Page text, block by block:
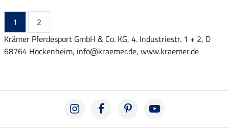
1
2
Krämer Pferdesport GmbH & Co. KG, 4. Industriestr. 1 + 2, D
68764 Hockenheim, info@kraemer.de, www.kraemer.de